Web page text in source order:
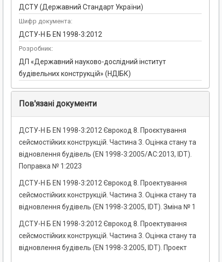
ДСТУ (Державний Стандарт України)
Шифр документа:
ДСТУ-Н Б EN 1998-3:2012
Розробник:
ДП «Державний науково-дослідний інститут
будівельних конструкцій» (НДІБК)
Пов'язані документи
ДСТУ-Н Б EN 1998-3:2012 Єврокод 8. Проєктування
сейсмостійких конструкцій. Частина 3. Оцінка стану та
відновлення будівель (EN 1998-3:2005/AC:2013, IDT).
Поправка № 1:2023
ДСТУ-Н Б EN 1998-3:2012 Єврокод 8. Проектування
сейсмостійких конструкцій. Частина 3. Оцінка стану та
відновлення будівель (EN 1998-3:2005, IDT). Зміна № 1
ДСТУ-Н Б EN 1998-3:2012 Єврокод 8. Проектування
сейсмостійких конструкцій. Частина 3. Оцінка стану та
відновлення будівель (EN 1998-3:2005, IDT). Проект